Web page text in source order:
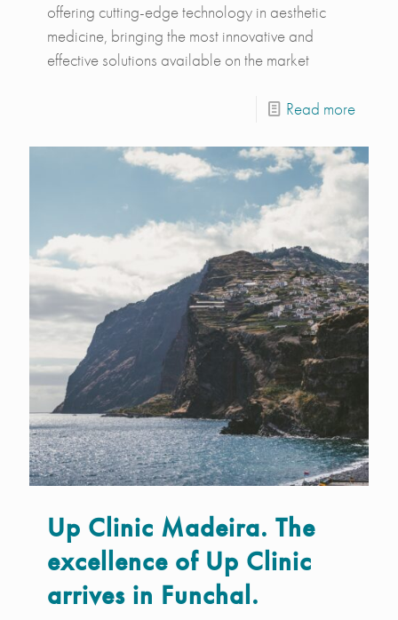
offering cutting-edge technology in aesthetic
medicine, bringing the most innovative and
effective solutions available on the market
Read more
Up Clinic Madeira. The
excellence of Up Clinic
arrives in Funchal.